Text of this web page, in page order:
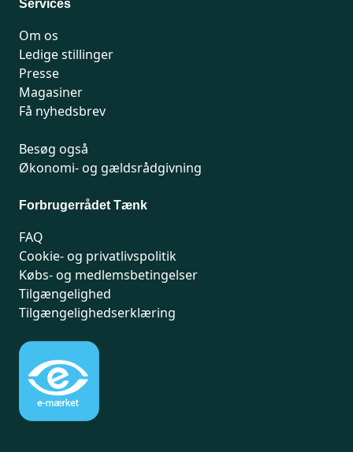
Services
Om os
Ledige stillinger
Presse
Magasiner
Få nyhedsbrev
Besøg også
Økonomi- og gældsrådgivning
Forbrugerrådet Tænk
FAQ
Cookie- og privatlivspolitik
Købs- og medlemsbetingelser
Tilgængelighed
Tilgængelighedserklæring